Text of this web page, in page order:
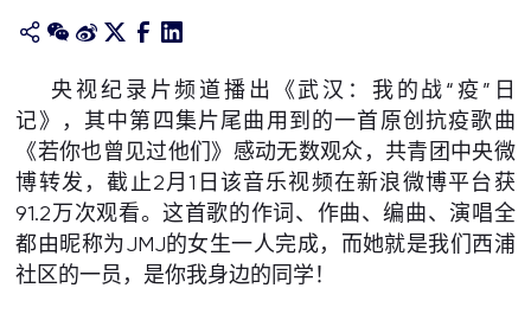
关于我们
央视纪录片频道播出《武汉：我的战“疫”日
记》，其中第四集片尾曲用到的一首原创抗疫歌曲
《若你也曾见过他们》感动无数观众，共青团中央微
博转发，截止2月1日该音乐视频在新浪微博平台获
91.2万次观看。这首歌的作词、作曲、编曲、演唱全
都由昵称为JMJ的女生一人完成，而她就是我们西浦
社区的一员，是你我身边的同学！